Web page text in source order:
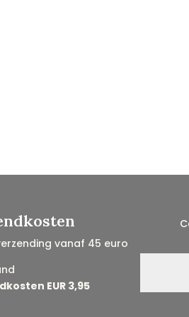
vanaf 45 euro
EUR 3,95